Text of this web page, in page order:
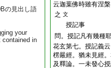
の見出し語
your
in
云迦葉佛時雖有涅
之 文
授記事
問。授記凡有幾種
花玄第七。授記義
楞嚴經。猶未見經
及釋論。一未發心